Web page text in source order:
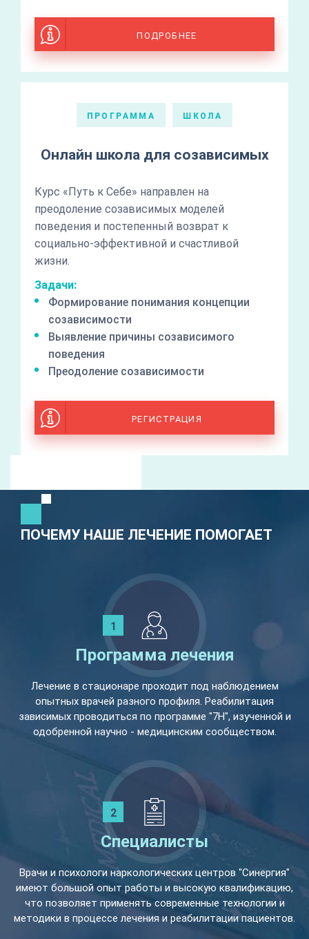
ПОДРОБНЕЕ
ПРОГРАММА ШКОЛА
Онлайн школа для созависимых
Курс «Путь к Себе» направлен на
преодоление созависимых моделей
поведения и постепенный возврат к
социально-эффективной и счастливой
жизни.
Задачи:
Формирование понимания концепции
созависимости
Выявление причины созависимого
поведения
Преодоление созависимости
РЕГИСТРАЦИЯ
ПОЧЕМУ НАШЕ ЛЕЧЕНИЕ ПОМОГАЕТ
Программа лечения
Лечение в стационаре проходит под наблюдением
опытных врачей разного профиля. Реабилитация
зависимых проводиться по программе "7Н", изученной и
одобренной научно - медицинским сообществом.
Специалисты
Врачи и психологи наркологических центров "Синергия"
имеют большой опыт работы и высокую квалификацию,
что позволяет применять современные технологии и
методики в процессе лечения и реабилитации пациентов.